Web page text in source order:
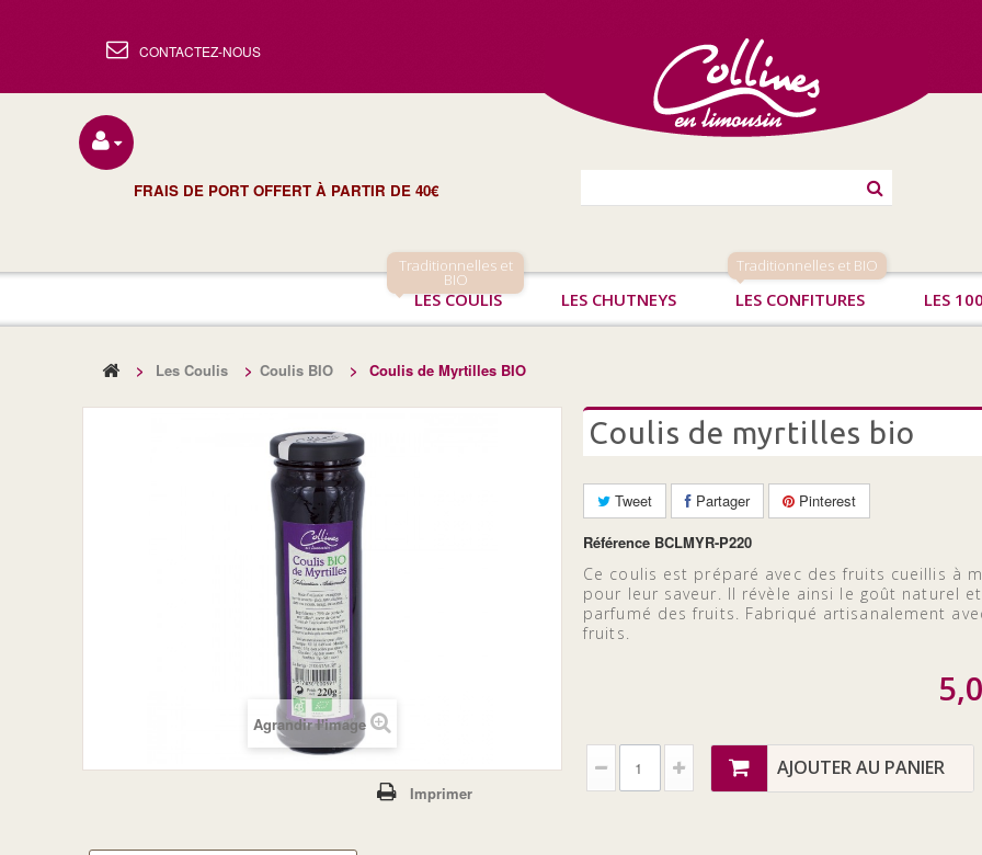
CONTACTEZ-NOUS
FRAIS DE PORT OFFERT À PARTIR DE 40€
Traditionnelles et
BIO
LES COULIS LES CHUTNEYS
Traditionnelles et BIO
LES CONFITURES LES
> Les Coulis > Coulis BIO > Coulis de Myrtilles BIO
Agrandir l'image
Imprimer
coulis de myrtilles bio
Tweet Partager
Pinterest
Référence BCLMYR-P220
Ce coulis est préparé avec des fruits cueillis à
pour leur saveur. Il révèle ainsi le goût naturel
parfumé des fruits. Fabriqué artisanalement
fruits.
AJOUTER AU PANIER